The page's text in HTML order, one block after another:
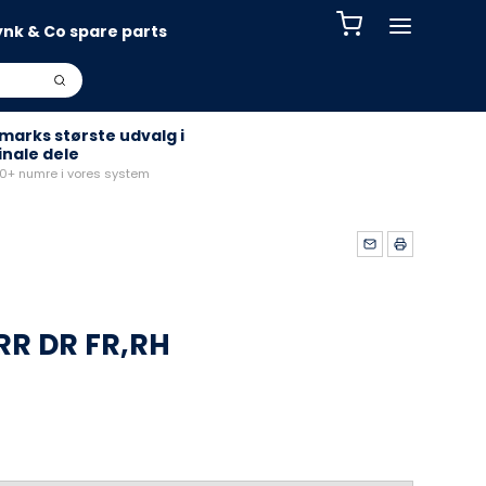
& Co spare parts
største udvalg i
dele
numre i vores system
DR FR,RH